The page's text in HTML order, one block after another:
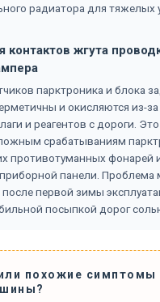
радиатора для тяжелых
контактов жгута
парктроника и блока
и окисляются из-за
и реагентов с дороги. Это
срабатываниям
противотуманных фонарей
панели. Проблема
после первой зимы
посыпкой дорог
похожие симптомы